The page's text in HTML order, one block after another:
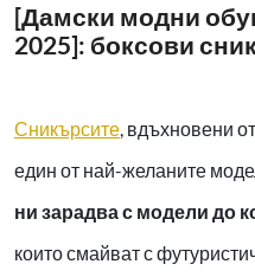
[Дамски модни
2025]: боксови
Сникърсите, вдъхновени
един от най-желаните
ни зарадва с модели до
които смайват с